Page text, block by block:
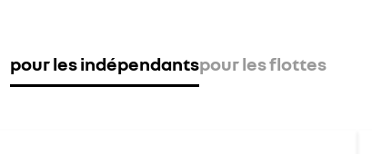
pour les indépendantspour les flottes